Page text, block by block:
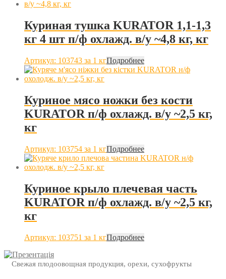
Куриная тушка KURATOR 1,1-1,3
кг 4 шт п/ф охлажд. в/у ~4,8 кг, кг
Артикул: 103743 за 1 кгПодробнее
Куриное мясо ножки без кости
KURATOR п/ф охлажд. в/у ~2,5 кг,
кг
Артикул: 103754 за 1 кгПодробнее
Куриное крыло плечевая часть
KURATOR п/ф охлажд. в/у ~2,5 кг,
кг
Артикул: 103751 за 1 кгПодробнее
Свежая плодоовощная продукция, орехи, сухофрукты